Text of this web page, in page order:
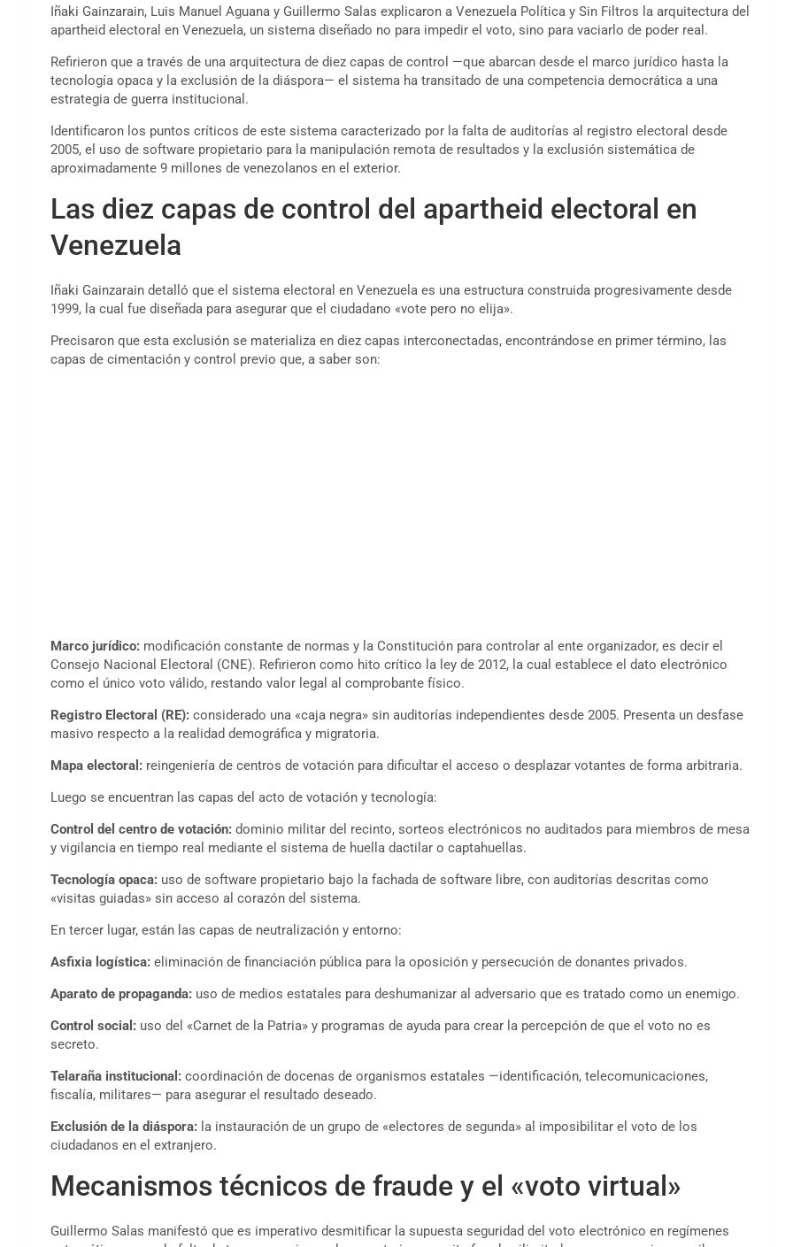
Iñaki Gainzarain, Luis Manuel Aguana y Guillermo Salas explicaron a Venezuela Política y Sin Filtros la arquitectura del
apartheid electoral en Venezuela, un sistema diseñado no para impedir el voto, sino para vaciarlo de poder real.
Refirieron que a través de una arquitectura de diez capas de control —que abarcan desde el marco jurídico hasta la
tecnología opaca y la exclusión de la diáspora— el sistema ha transitado de una competencia democrática a una
estrategia de guerra institucional.
Identificaron los puntos críticos de este sistema caracterizado por la falta de auditorías al registro electoral desde
2005, el uso de software propietario para la manipulación remota de resultados y la exclusión sistemática de
aproximadamente 9 millones de venezolanos en el exterior.
Las diez capas de control del apartheid electoral en
Venezuela
Iñaki Gainzarain detalló que el sistema electoral en Venezuela es una estructura construida progresivamente desde
1999, la cual fue diseñada para asegurar que el ciudadano «vote pero no elija».
Precisaron que esta exclusión se materializa en diez capas interconectadas, encontrándose en primer término, las
capas de cimentación y control previo que, a saber son:
Marco jurídico: modificación constante de normas y la Constitución para controlar al ente organizador, es decir el
Consejo Nacional Electoral (CNE). Refirieron como hito crítico la ley de 2012, la cual establece el dato electrónico
como el único voto válido, restando valor legal al comprobante físico.
Registro Electoral (RE): considerado una «caja negra» sin auditorías independientes desde 2005. Presenta un desfase
masivo respecto a la realidad demográfica y migratoria.
Mapa electoral: reingeniería de centros de votación para dificultar el acceso o desplazar votantes de forma arbitraria.
Luego se encuentran las capas del acto de votación y tecnología:
Control del centro de votación: dominio militar del recinto, sorteos electrónicos no auditados para miembros de mesa
y vigilancia en tiempo real mediante el sistema de huella dactilar o captahuellas.
Tecnología opaca: uso de software propietario bajo la fachada de software libre, con auditorías descritas como
«visitas guiadas» sin acceso al corazón del sistema.
En tercer lugar, están las capas de neutralización y entorno:
Asfixia logística: eliminación de financiación pública para la oposición y persecución de donantes privados.
Aparato de propaganda: uso de medios estatales para deshumanizar al adversario que es tratado como un enemigo.
Control social: uso del «Carnet de la Patria» y programas de ayuda para crear la percepción de que el voto no es
secreto.
Telaraña institucional: coordinación de docenas de organismos estatales —identificación, telecomunicaciones,
fiscalía, militares— para asegurar el resultado deseado.
Exclusión de la diáspora: la instauración de un grupo de «electores de segunda» al imposibilitar el voto de los
ciudadanos en el extranjero.
Mecanismos técnicos de fraude y el «voto virtual»
Guillermo Salas manifestó que es imperativo desmitificar la supuesta seguridad del voto electrónico en regímenes